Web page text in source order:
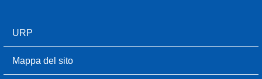
URP
Mappa del sito